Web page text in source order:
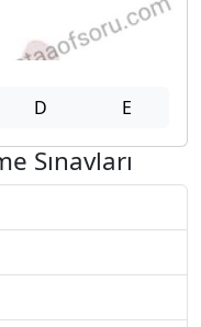
D E
Sınavları